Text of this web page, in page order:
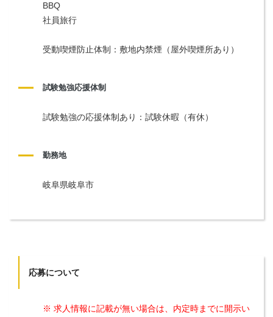
BBQ
社員旅行
受動喫煙防止体制：敷地内禁煙（屋外喫煙所あり）
試験勉強応援体制
試験勉強の応援体制あり：試験休暇（有休）
勤務地
岐阜県岐阜市
応募について
※ 求人情報に記載が無い場合は、内定時までに開示い